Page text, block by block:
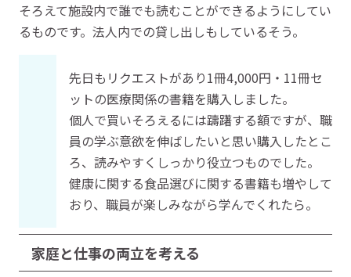
そろえて施設内で誰でも読むことができるようにしてい
るものです。法人内での貸し出しもしているそう。
先日もリクエストがあり1冊4,000円・11冊セ
ットの医療関係の書籍を購入しました。
個人で買いそろえるには躊躇する額ですが、職
員の学ぶ意欲を伸ばしたいと思い購入したとこ
ろ、読みやすくしっかり役立つものでした。
健康に関する食品選びに関する書籍も増やして
おり、職員が楽しみながら学んでくれたら。
家庭と仕事の両立を考える